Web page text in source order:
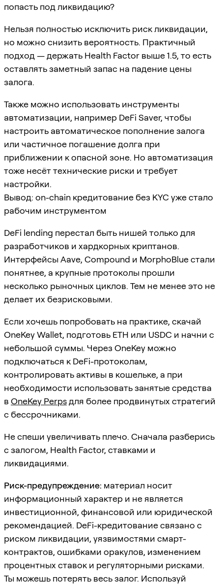
попасть под ликвидацию?
Нельзя полностью исключить риск ликвидации,
но можно снизить вероятность. Практичный
подход — держать Health Factor выше 1.5, то есть
оставлять заметный запас на падение цены
залога.
Также можно использовать инструменты
автоматизации, например DeFi Saver, чтобы
настроить автоматическое пополнение залога
или частичное погашение долга при
приближении к опасной зоне. Но автоматизация
тоже несёт технические риски и требует
настройки.
Вывод: on-chain кредитование без KYC уже стало
рабочим инструментом
DeFi lending перестал быть нишей только для
разработчиков и хардкорных криптанов.
Интерфейсы Aave, Compound и MorphoBlue стали
понятнее, а крупные протоколы прошли
несколько рыночных циклов. Тем не менее это не
делает их безрисковыми.
Если хочешь попробовать на практике, скачай
OneKey Wallet, подготовь ETH или USDC и начни с
небольшой суммы. Через OneKey можно
подключаться к DeFi-протоколам,
контролировать активы в кошельке, а при
необходимости использовать занятые средства
в OneKey Perpsдля более продвинутых стратегий
с бессрочниками.
Не спеши увеличивать плечо. Сначала разберись
с залогом, Health Factor, ставками и
ликвидациями.
Риск-предупреждение: материал носит
информационный характер и не является
инвестиционной, финансовой или юридической
рекомендацией. DeFi-кредитование связано с
риском ликвидации, уязвимостями смарт-
контрактов, ошибками оракулов, изменением
процентных ставок и регуляторными рисками.
Ты можешь потерять весь залог. Используй